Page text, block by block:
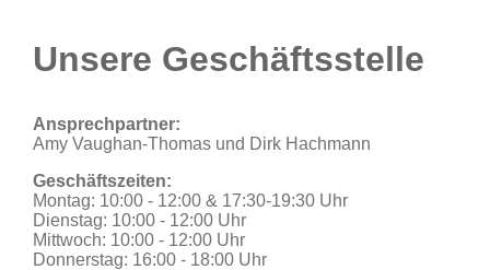
Unsere Geschäftsstelle
Ansprechpartner:
Amy Vaughan-Thomas und Dirk Hachmann
Geschäftszeiten:
Montag: 10:00 - 12:00 & 17:30-19:30 Uhr
Dienstag: 10:00 - 12:00 Uhr
Mittwoch: 10:00 - 12:00 Uhr
Donnerstag: 16:00 - 18:00 Uhr